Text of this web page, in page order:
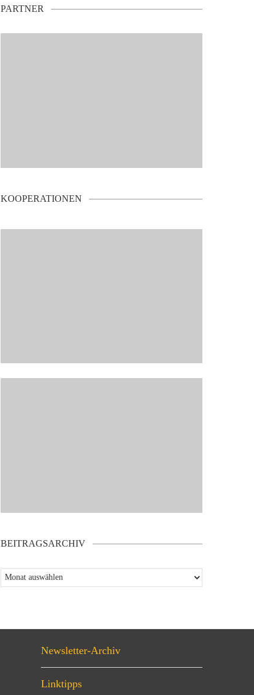
PARTNER
KOOPERATIONEN
BEITRAGSARCHIV
Newsletter-Archiv
Linktipps